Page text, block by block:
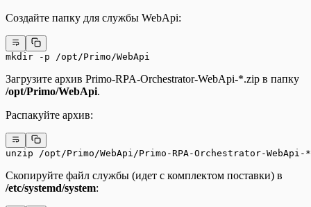
Создайте папку для службы WebApi:
mkdir -p /opt/Primo/WebApi
Загрузите архив Primo-RPA-Orchestrator-WebApi-*.zip в папку
/opt/Primo/WebApi.
Распакуйте архив:
unzip /opt/Primo/WebApi/Primo-RPA-Orchestrator-
Скопируйте файл службы (идет с комплектом поставки) в
/etc/systemd/system: